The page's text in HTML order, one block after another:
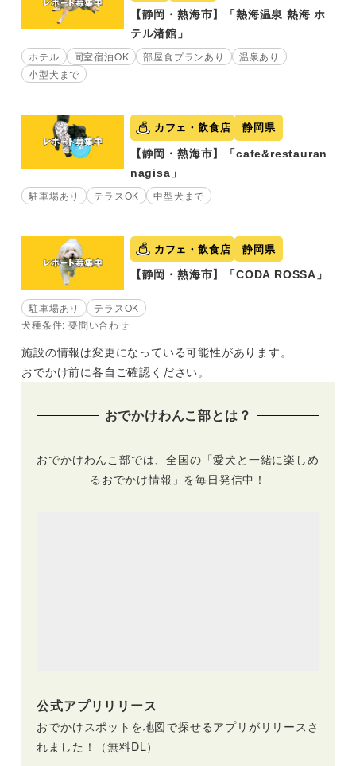
【静岡・熱海市】「熱海温泉 熱海 ホ
テル渚館」
ホテル 同室宿泊OK 部屋食プランあり
温泉あり
小型犬まで
カフェ・飲食店 静岡県
【静岡・熱海市】「cafe&restauran
nagisa」
駐車場あり テラスOK 中型犬まで
カフェ・飲食店 静岡県
【静岡・熱海市】「CODA ROSSA」
駐車場あり
テラスOK
犬種条件: 要問い合わせ
施設の情報は変更になっている可能性があります。
おでかけ前に各自ご確認ください。
おでかけわんこ部とは？
おでかけわんこ部では、全国の「愛犬と一緒に楽しめ
るおでかけ情報」を毎日発信中！
公式アプリリリース
おでかけスポットを地図で探せるアプリがリリースさ
れました！（無料DL）